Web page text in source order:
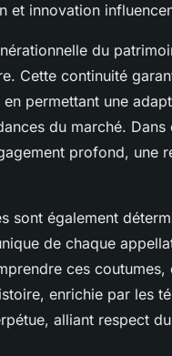
et innovation
du
Cette continuité
permettant une
du marché.
profond, une
sont également
de chaque
ces coutumes,
enrichie par les
alliant respect